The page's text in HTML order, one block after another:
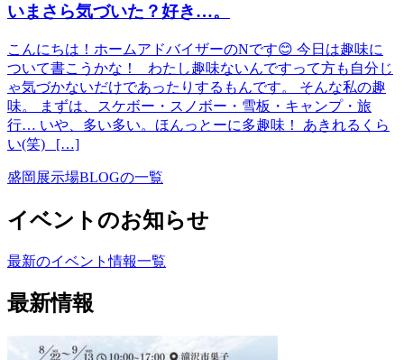
いまさら気づいた？好き…。
こんにちは！ホームアドバイザーのNです😊 今日は趣味に
ついて書こうかな！ わたし趣味ないんですって方も自分じ
ゃ気づかないだけであったりするもんです。 そんな私の趣
味。 まずは、スケボー・スノボー・雪板・キャンプ・旅
行… いや、多い多い。ほんっとーに多趣味！ あきれるくら
い(笑) […]
盛岡展示場BLOGの一覧
イベントのお知らせ
最新のイベント情報一覧
最新情報